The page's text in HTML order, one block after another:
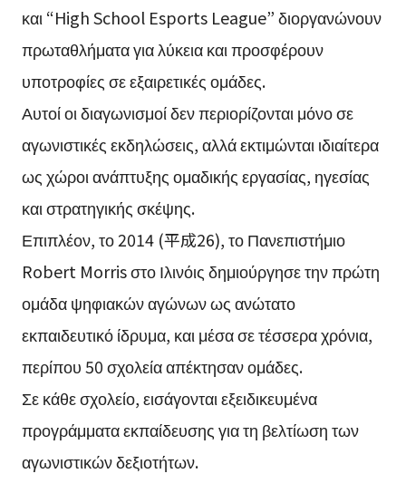
και “High School Esports League” διοργανώνουν
πρωταθλήματα για λύκεια και προσφέρουν
υποτροφίες σε εξαιρετικές ομάδες.
Αυτοί οι διαγωνισμοί δεν περιορίζονται μόνο σε
αγωνιστικές εκδηλώσεις, αλλά εκτιμώνται ιδιαίτερα
ως χώροι ανάπτυξης ομαδικής εργασίας, ηγεσίας
και στρατηγικής σκέψης.
Επιπλέον, το 2014 (平成26), το Πανεπιστήμιο
Robert Morris στο Ιλινόις δημιούργησε την πρώτη
ομάδα ψηφιακών αγώνων ως ανώτατο
εκπαιδευτικό ίδρυμα, και μέσα σε τέσσερα χρόνια,
περίπου 50 σχολεία απέκτησαν ομάδες.
Σε κάθε σχολείο, εισάγονται εξειδικευμένα
προγράμματα εκπαίδευσης για τη βελτίωση των
αγωνιστικών δεξιοτήτων.